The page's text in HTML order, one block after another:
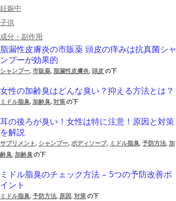
妊娠中
子供
成分・副作用
脂漏性皮膚炎の市販薬 頭皮の痒みは抗真菌シャ
ンプーが効果的
シャンプー, 市販薬, 脂漏性皮膚炎, 頭皮の下
女性の加齢臭はどんな臭い？抑える方法とは？
ミドル脂臭, 加齢臭, 対策の下
耳の後ろが臭い！女性は特に注意！原因と対策
を解説
サプリメント, シャンプー, ボディソープ, ミドル脂臭, 予防方法, 加
齢臭, 加齢臭の下
ミドル脂臭のチェック方法 – 5つの予防改善ポ
イント
ミドル脂臭, 予防方法, 原因, 対策の下